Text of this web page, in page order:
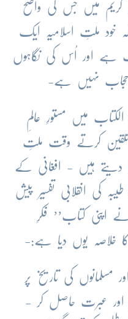
کریم میں جس کی واضح
خود ملتِ اسلامیہ ایک
ہے اور اُس کی نگاہوں
حجاب نہیں ہے-
میں مستورِ عالمِ
کرتے وقت ملتِ
دیتے ہیں - افغانی کے
کی انقلابی تفسیر پیش
اپنی کتاب’’ فکرِ
خلاصہ یوں دیا ہے:-
کی تاریخ پر
اور عبرت حاصل کر -